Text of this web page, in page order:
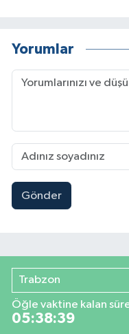
Yorumlar
Gönder
Trabzon
Öğle vaktine kalan
05:38:37